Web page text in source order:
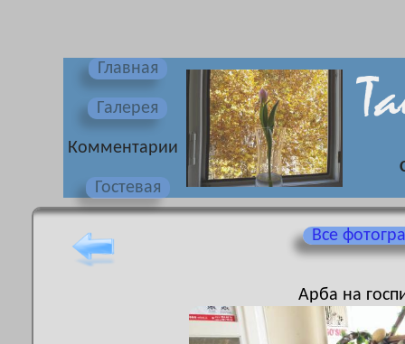
Главная
Галерея
Комментарии
Гостевая
Все
Арба на